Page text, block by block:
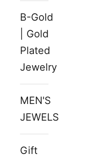
B-Gold
| Gold
Plated
Jewelry
MEN'S
JEWELS
Gift